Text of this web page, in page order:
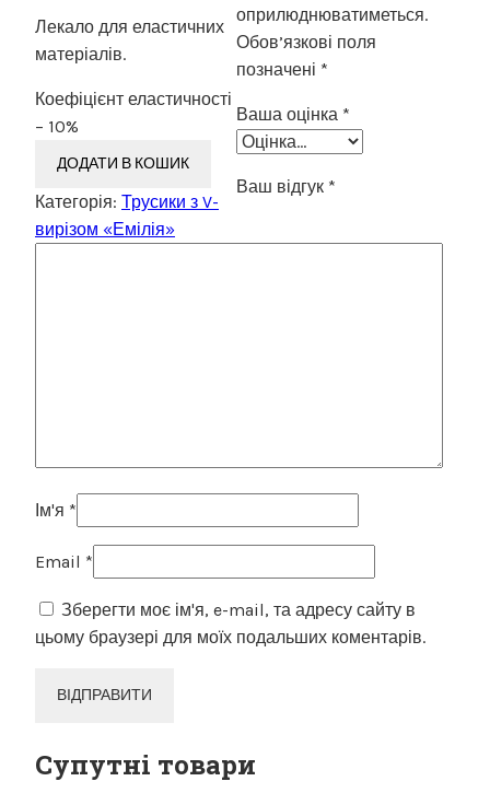
Лекало для еластичних
матеріалів.
Коефіцієнт еластичності
– 10%
ДОДАТИ В КОШИК
Категорія: Трусики з V-
вирізом «Емілія»
оприлюднюватиметься.
Обов’язкові поля
позначені *
Ваша оцінка *
Ваш відгук *
Ім'я *
Email *
Зберегти моє ім'я, e-mail, та адресу сайту в
цьому браузері для моїх подальших коментарів.
Супутні товари